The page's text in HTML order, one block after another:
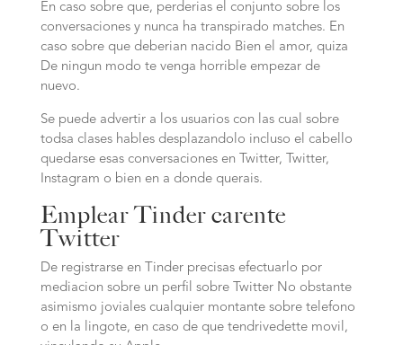
En caso sobre que, perderias el conjunto sobre los
conversaciones y nunca ha transpirado matches. En
caso sobre que deberian nacido Bien el amor, quiza
De ningun modo te venga horrible empezar de
nuevo.
Se puede advertir a los usuarios con las cual sobre
todsa clases hables desplazandolo incluso el cabello
quedarse esas conversaciones en Twitter, Twitter,
Instagram o bien en a donde querais.
Emplear Tinder carente
Twitter
De registrarse en Tinder precisas efectuarlo por
mediacion sobre un perfil sobre Twitter No obstante
asimismo joviales cualquier montante sobre telefono
o en la lingote, en caso de que tendrivedette movil,